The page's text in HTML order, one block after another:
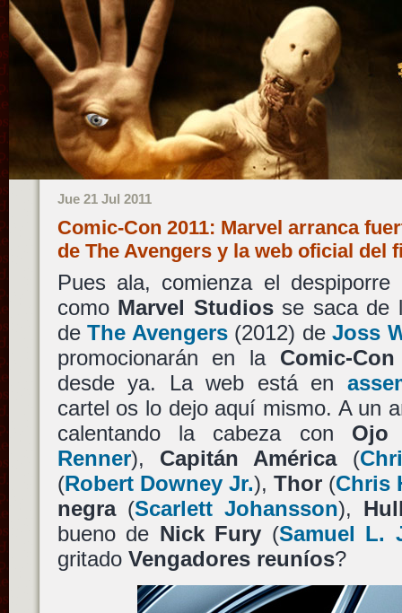
Jue 21 Jul 2011
Comic-Con 2011: Marvel arranca
de The Avengers y la web oficial del
Pues ala, comienza el
como Marvel Studiosse saca de
deThe Avengers(2012) deJoss
promocionarán en la Comic-
desde ya. La web está en
cartel os lo dejo aquí mismo. A un
calentando la cabeza con Ojo
Renner), Capitán América(
(Robert Downey Jr.), Thor(Chris
negra(Scarlett Johansson),
bueno de Nick Fury (Samuel L.
gritado Vengadores reuníos?